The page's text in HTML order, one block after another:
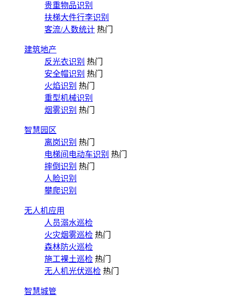
贵重物品识别
扶梯大件行李识别
客流/人数统计 热门
建筑地产
反光衣识别 热门
安全帽识别 热门
火焰识别 热门
重型机械识别
烟雾识别 热门
智慧园区
离岗识别 热门
电梯间电动车识别 热门
摔倒识别 热门
人脸识别
攀爬识别
无人机应用
人员溺水巡检
火灾烟雾巡检 热门
森林防火巡检
施工裸土巡检 热门
无人机光伏巡检 热门
智慧城管